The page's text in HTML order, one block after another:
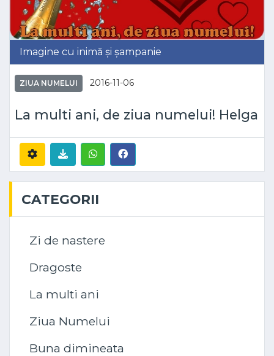
Imagine cu inimă și șampanie
ZIUA NUMELUI 2016-11-06
La multi ani, de ziua numelui! Helga
CATEGORII
Zi de nastere
Dragoste
La multi ani
Ziua Numelui
Buna dimineata